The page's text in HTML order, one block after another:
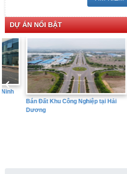
DỰ ÁN NỔI BẬT
Bán Đất Khu Công Nghiệp tại Hải
Bán